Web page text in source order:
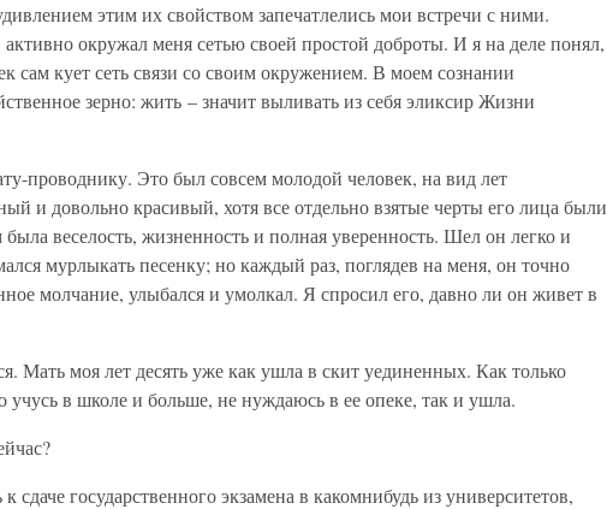
этим их свойством запечатлелись мои встречи с ними.
окружал меня сетью своей простой доброты. И я на деле понял,
сам кует сеть связи со своим окружением. В моем сознании
зерно: жить – значит выливать из себя эликсир Жизни
проводнику. Это был совсем молодой человек, на вид лет
и довольно красивый, хотя все отдельно взятые черты его лица были
веселость, жизненность и полная уверенность. Шел он легко и
мурлыкать песенку; но каждый раз, поглядев на меня, он точно
молчание, улыбался и умолкал. Я спросил его, давно ли он живет в
Мать моя лет десять уже как ушла в скит уединенных. Как только
учусь в школе и больше, не нуждаюсь в ее опеке, так и ушла.
сдаче государственного экзамена в какомнибудь из университетов,